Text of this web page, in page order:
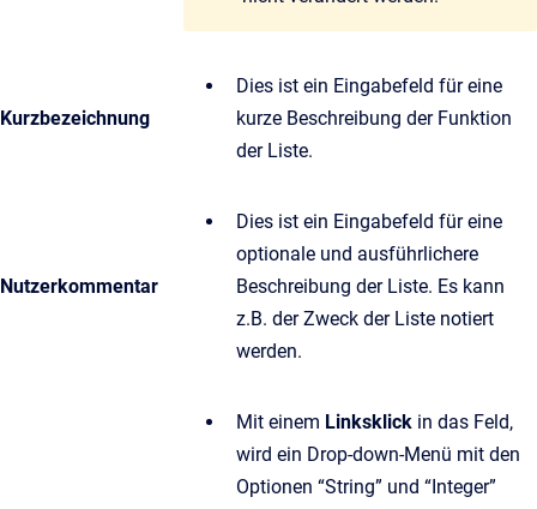
Kurzbezeichnung
Dies ist ein Eingabefeld für eine
kurze Beschreibung der Funktion
der Liste.
Nutzerkommentar
Dies ist ein Eingabefeld für eine
optionale und ausführlichere
Beschreibung der Liste. Es kann
z.B. der Zweck der Liste notiert
werden.
Mit einem Linksklick in das Feld,
wird ein Drop-down-Menü mit den
Optionen “String” und “Integer”